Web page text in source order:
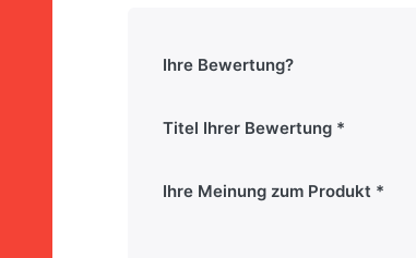
Ihre Bewertung?
Titel Ihrer Bewertung
Ihre Meinung zum Produkt